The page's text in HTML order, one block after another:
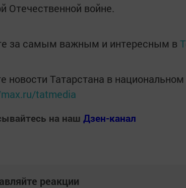
Отечественной войне.
за самым важным и интересным в
новости Татарстана в
tatmedia
на наш Дзен-канал
реакции